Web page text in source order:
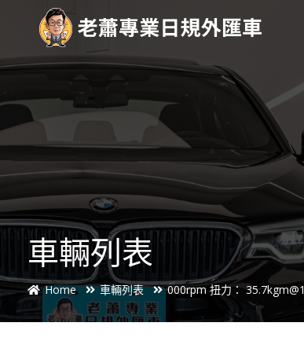
車輛列表
Home 車輛列表 000rpm 扭力： 35.7kgm@1